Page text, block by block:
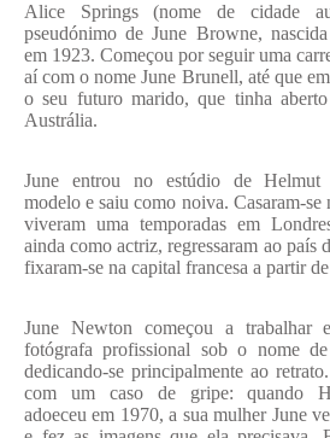
Alice Springs (nome de cidade
pseudónimo de June Browne,
em 1923. Começou por seguir uma
aí com o nome June Brunell, até que
o seu futuro marido, que tinha
Austrália.
​June entrou no estúdio de Helmut
modelo e saiu como noiva. Casaram-se
viveram uma temporadas em
ainda como actriz, regressaram ao país
fixaram-se na capital francesa a partir
​June Newton começou a trabalhar
fotógrafa profissional sob o nome
dedicando-se principalmente ao
com um caso de gripe: quando
adoeceu em 1970, a sua mulher June